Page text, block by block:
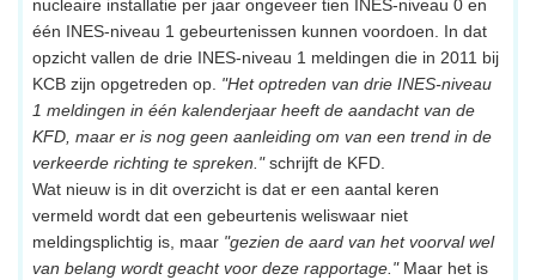
nucleaire installatie per jaar ongeveer tien INES-niveau 0 en
één INES-niveau 1 gebeurtenissen kunnen voordoen. In dat
opzicht vallen de drie INES-niveau 1 meldingen die in 2011 bij
KCB zijn opgetreden op. "Het optreden van drie INES-niveau
1 meldingen in één kalenderjaar heeft de aandacht van de
KFD, maar er is nog geen aanleiding om van een trend in de
verkeerde richting te spreken."schrijft de KFD.
Wat nieuw is in dit overzicht is dat er een aantal keren
vermeld wordt dat een gebeurtenis weliswaar niet
meldingsplichtig is, maar "gezien de aard van het voorval wel
van belang wordt geacht voor deze rapportage."Maar het is